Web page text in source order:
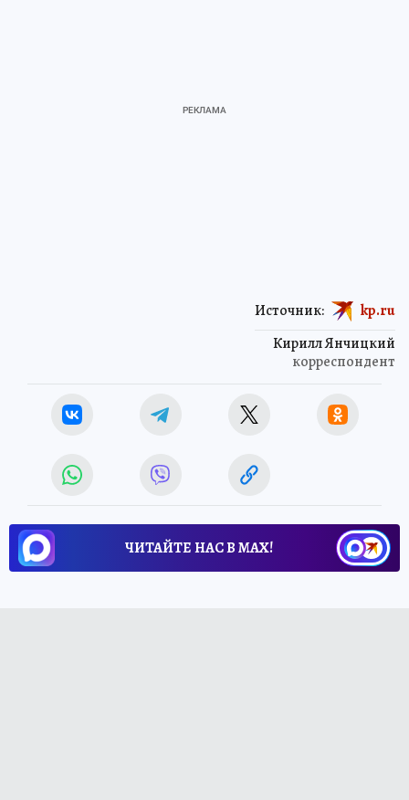
Кирилл Янчицкий
корреспондент
Источник: kp.ru
ЧИТАЙТЕ НАС В МАХ!